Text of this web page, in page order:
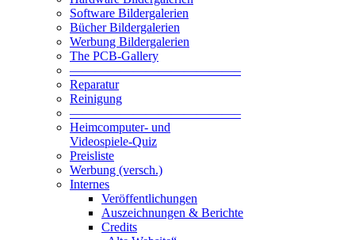
Software Bildergalerien
Bücher Bildergalerien
Werbung Bildergalerien
The PCB-Gallery
—————————————–
Reparatur
Reinigung
—————————————–
Heimcomputer- und
Videospiele-Quiz
Preisliste
Werbung (versch.)
Internes
Veröffentlichungen
Auszeichnungen & Berichte
Credits